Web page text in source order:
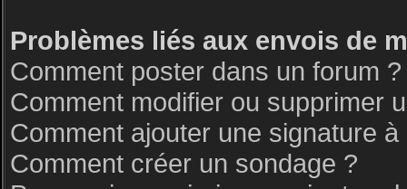
Problèmes liés aux envois de
Comment poster dans un forum ?
Comment modifier ou supprimer
Comment ajouter une signature
Comment créer un sondage ?